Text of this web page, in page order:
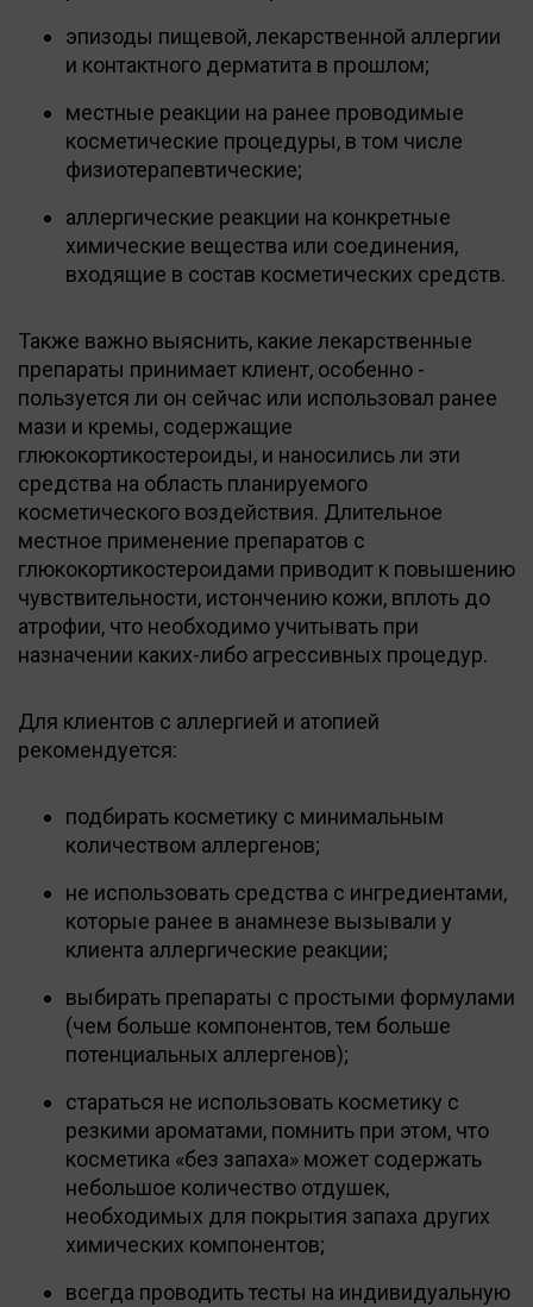
эпизоды пищевой, лекарственной аллергии
и контактного дерматита в прошлом;
местные реакции на ранее проводимые
косметические процедуры, в том числе
физиотерапевтические;
аллергические реакции на конкретные
химические вещества или соединения,
входящие в состав косметических средств.
Также важно выяснить, какие лекарственные
препараты принимает клиент, особенно -
пользуется ли он сейчас или использовал ранее
мази и кремы, содержащие
глюкокортикостероиды, и наносились ли эти
средства на область планируемого
косметического воздействия. Длительное
местное применение препаратов с
глюкокортикостероидами приводит к повышению
чувствительности, истончению кожи, вплоть до
атрофии, что необходимо учитывать при
назначении каких-либо агрессивных процедур.
Для клиентов с аллергией и атопией
рекомендуется:
подбирать косметику с минимальным
количеством аллергенов;
не использовать средства с ингредиентами,
которые ранее в анамнезе вызывали у
клиента аллергические реакции;
выбирать препараты с простыми формулами
(чем больше компонентов, тем больше
потенциальных аллергенов);
стараться не использовать косметику с
резкими ароматами, помнить при этом, что
косметика «без запаха» может содержать
небольшое количество отдушек,
необходимых для покрытия запаха других
химических компонентов;
всегда проводить тесты на индивидуальную